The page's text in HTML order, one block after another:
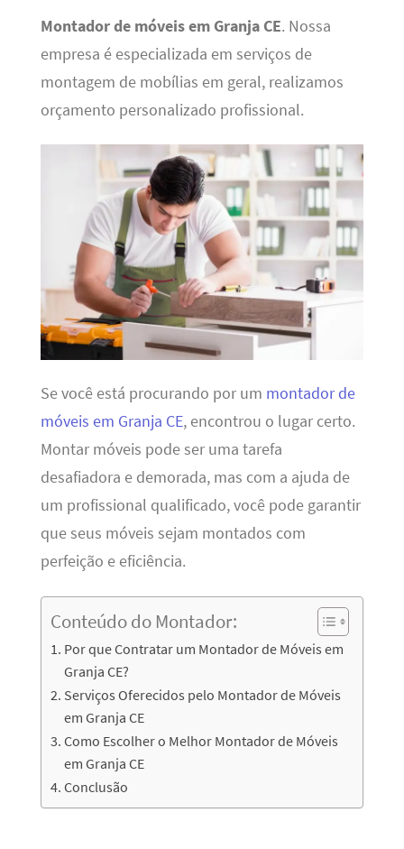
Montador de móveis em Granja CE. Nossa
empresa é especializada em serviços de
montagem de mobílias em geral, realizamos
orçamento personalizado profissional.
Se você está procurando por um montador de
móveis em Granja CE, encontrou o lugar certo.
Montar móveis pode ser uma tarefa
desafiadora e demorada, mas com a ajuda de
um profissional qualificado, você pode garantir
que seus móveis sejam montados com
perfeição e eficiência.
Conteúdo do Montador:
Por que Contratar um Montador de Móveis em
Granja CE?
Serviços Oferecidos pelo Montador de Móveis
em Granja CE
Como Escolher o Melhor Montador de Móveis
em Granja CE
Conclusão